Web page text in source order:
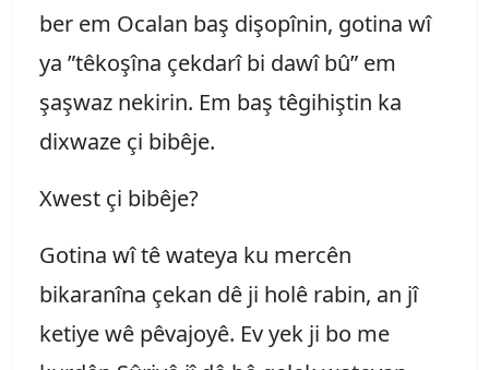
ber em Ocalan baş dişopînin, gotina wî
ya ”têkoşîna çekdarî bi dawî bû” em
şaşwaz nekirin. Em baş têgihiştin ka
dixwaze çi bibêje.
Xwest çi bibêje?
Gotina wî tê wateya ku mercên
bikaranîna çekan dê ji holê rabin, an jî
ketiye wê pêvajoyê. Ev yek ji bo me